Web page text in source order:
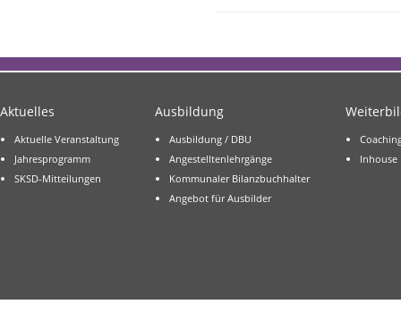
Aktuelles
Aktuelle Veranstaltung
Jahresprogramm
SKSD-Mitteilungen
Ausbildung
Ausbildung / DBU
Angestelltenlehrgänge
Kommunaler Bilanzbuchhalter
Angebot für Ausbilder
Inhouse